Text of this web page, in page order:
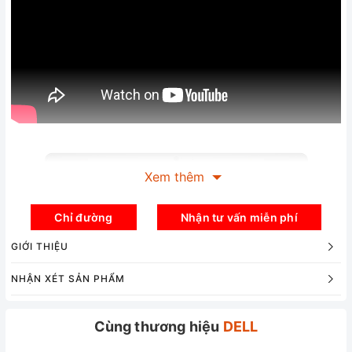
Xem thêm
Chỉ đường Nhận tư vấn miễn phí
GIỚI THIỆU
NHẬN XÉT SẢN PHẨM
Cùng thương hiệu DELL